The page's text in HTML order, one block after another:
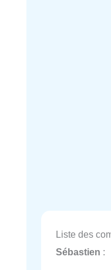
Liste des
Sébastien :